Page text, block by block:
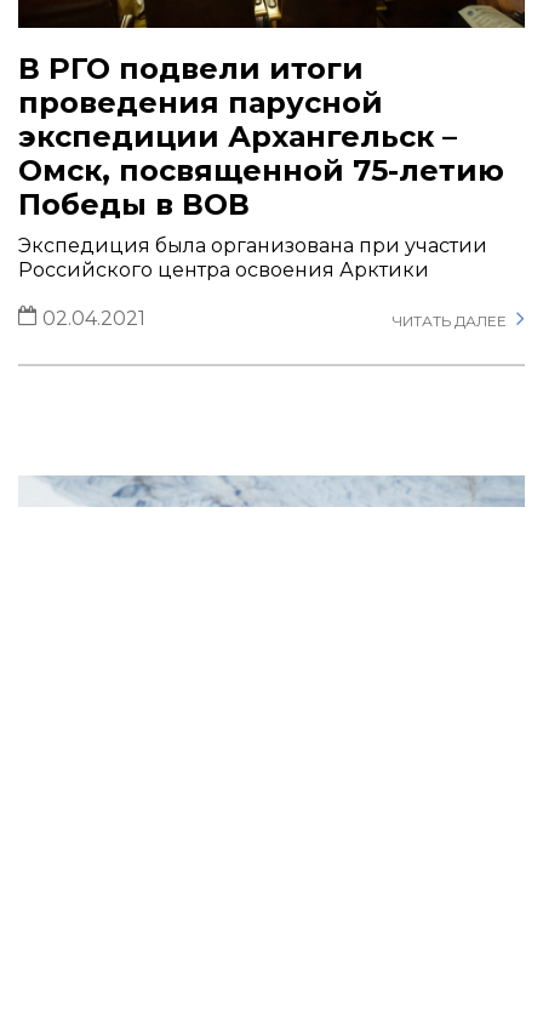
В РГО подвели итоги
проведения парусной
экспедиции Архангельск –
Омск, посвященной 75-летию
Победы в ВОВ
Экспедиция была организована при участии
Российского центра освоения Арктики
02.04.2021 ЧИТАТЬ ДАЛЕЕ